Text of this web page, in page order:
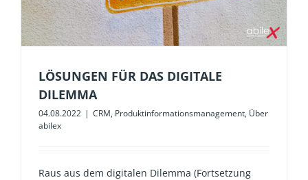
LÖSUNGEN FÜR DAS DIGITALE
DILEMMA
04.08.2022 | CRM, Produktinformationsmanagement, Über
abilex
Raus aus dem digitalen Dilemma (Fortsetzung